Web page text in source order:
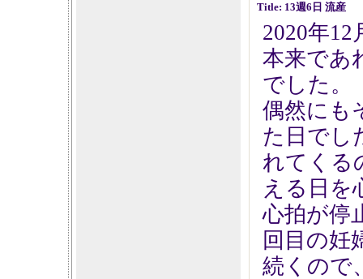
Title: 13週6日 流産
2020年
本来であ
でした。
偶然にも
た日でし
れてくる
える日を
心拍が停
回目の妊
続くので